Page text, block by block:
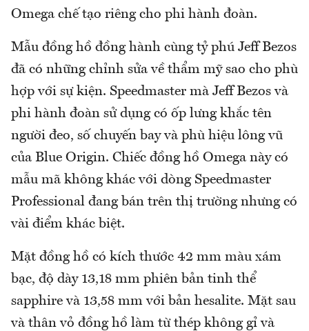
Omega chế tạo riêng cho phi hành đoàn.
Mẫu đồng hồ đồng hành cùng tỷ phú Jeff Bezos
đã có những chỉnh sửa về thẩm mỹ sao cho phù
hợp với sự kiện. Speedmaster mà Jeff Bezos và
phi hành đoàn sử dụng có ốp lưng khắc tên
người đeo, số chuyến bay và phù hiệu lông vũ
của Blue Origin. Chiếc đồng hồ Omega này có
mẫu mã không khác với dòng Speedmaster
Professional đang bán trên thị trường nhưng có
vài điểm khác biệt.
Mặt đồng hồ có kích thước 42 mm màu xám
bạc, độ dày 13,18 mm phiên bản tinh thể
sapphire và 13,58 mm với bản hesalite. Mặt sau
và thân vỏ đồng hồ làm từ thép không gỉ và